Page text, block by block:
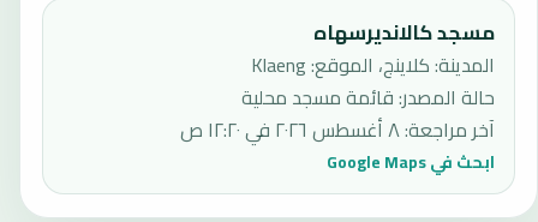
مسجد كالانديرسهاه
المدينة: كلاينج، الموقع: Klaeng
حالة المصدر:قائمة مسجد محلية
آخر مراجعة:٨ أغسطس ٢٠٢٦ في ١٢:٢٠ ص
ابحث في Google Maps